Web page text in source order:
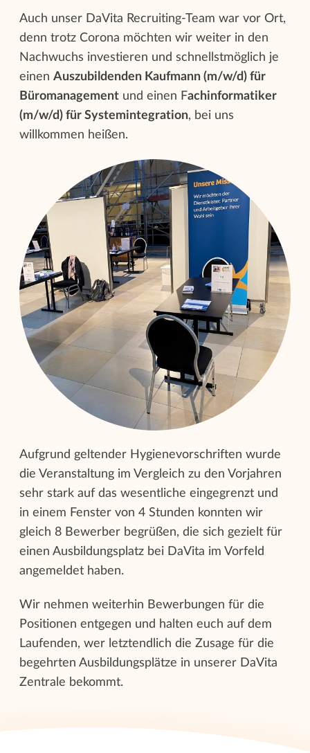
Auch unser DaVita Recruiting-Team war vor Ort,
denn trotz Corona möchten wir weiter in den
Nachwuchs investieren und schnellstmöglich je
einen Auszubildenden Kaufmann (m/w/d) für
Büromanagement und einen Fachinformatiker
(m/w/d) für Systemintegration, bei uns
willkommen heißen.
Aufgrund geltender Hygienevorschriften wurde
die Veranstaltung im Vergleich zu den Vorjahren
sehr stark auf das wesentliche eingegrenzt und
in einem Fenster von 4 Stunden konnten wir
gleich 8 Bewerber begrüßen, die sich gezielt für
einen Ausbildungsplatz bei DaVita im Vorfeld
angemeldet haben.
Wir nehmen weiterhin Bewerbungen für die
Positionen entgegen und halten euch auf dem
Laufenden, wer letztendlich die Zusage für die
begehrten Ausbildungsplätze in unserer DaVita
Zentrale bekommt.